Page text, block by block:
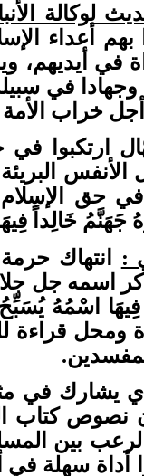
لوكالة
بهم أعداء
في أيديهم،
في
خراب الأمة
ارتكبوا
الأنفس
في حق
جَهَنَّمُ خَالِداً
: انتهاك
اسمه جل
فِيهَا اسْمُهُ
ومحل قراءة
يشارك في
نصوص كتاب
بين
أداة سهلة